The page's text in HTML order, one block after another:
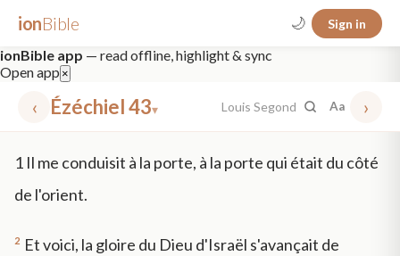
ionBible 🌙 Sign in
ionBible app — read offline, highlight & sync
Open app ×
‹ Ézéchiel 43▾ Louis Segond Aa ›
mt 5
1 Il me conduisit à la porte, à la porte qui était du côté
de l'orient.
2 Et voici, la gloire du Dieu d'Israël s'avançait de